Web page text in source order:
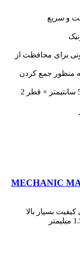
و سریع
برای محافظت از
منظور جمع کردن
ابعاد: طول 11.5 سانتیمتر × عرض 5.5 سانتیمتر × قطر 2
بسیار بالا